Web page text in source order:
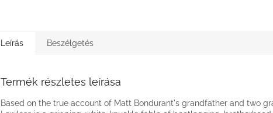
Leírás Beszélgetés
Termék részletes leírása
Based on the true account of Matt Bondurant's grandfather and two